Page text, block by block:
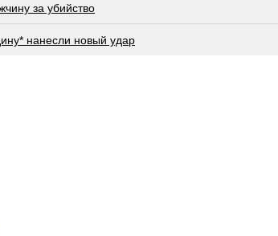
за убийство
нанесли новый удар